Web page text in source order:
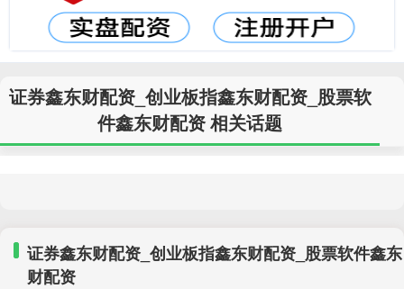
证券鑫东财配资_创业板指鑫东财配资_股票软
件鑫东财配资 相关话题
证券鑫东财配资_创业板指鑫东财配资_股票软件鑫东
财配资